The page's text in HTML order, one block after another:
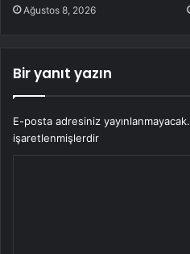
Ağustos 8, 2026
Bir yanıt yazın
E-posta adresiniz yayınlanmayacak.
işaretlenmişlerdir